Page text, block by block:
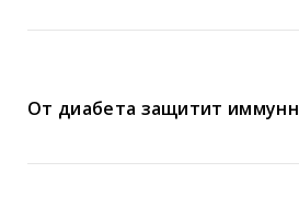
От диабета защитит